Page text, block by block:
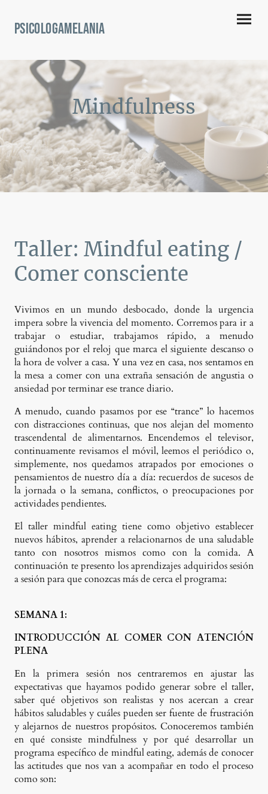
psicOlogamelania
Mindfulness
Taller: Mindful eating /
Comer consciente
Vivimos en un mundo desbocado, donde la urgencia
impera sobre la vivencia del momento. Corremos para ir a
trabajar o estudiar, trabajamos rápido, a menudo
guiándonos por el reloj que marca el siguiente descanso o
la hora de volver a casa. Y una vez en casa, nos sentamos en
la mesa a comer con una extraña sensación de angustia o
ansiedad por terminar ese trance diario.
A menudo, cuando pasamos por ese “trance” lo hacemos
con distracciones continuas, que nos alejan del momento
trascendental de alimentarnos. Encendemos el televisor,
continuamente revisamos el móvil, leemos el periódico o,
simplemente, nos quedamos atrapados por emociones o
pensamientos de nuestro día a día: recuerdos de sucesos de
la jornada o la semana, conflictos, o preocupaciones por
actividades pendientes.
El taller mindful eating tiene como objetivo establecer
nuevos hábitos, aprender a relacionarnos de una saludable
tanto con nosotros mismos como con la comida. A
continuación te presento los aprendizajes adquiridos sesión
a sesión para que conozcas más de cerca el programa:
SEMANA 1:
INTRODUCCIÓN AL COMER CON ATENCIÓN
PLENA
En la primera sesión nos centraremos en ajustar las
expectativas que hayamos podido generar sobre el taller,
saber qué objetivos son realistas y nos acercan a crear
hábitos saludables y cuáles pueden ser fuente de frustración
y alejarnos de nuestros propósitos. Conoceremos también
en qué consiste mindfulness y por qué desarrollar un
programa específico de mindful eating, además de conocer
las actitudes que nos van a acompañar en todo el proceso
como son: